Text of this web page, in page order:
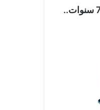
رئيس واتساب يغادر منصبه بعد 7 سنوات..